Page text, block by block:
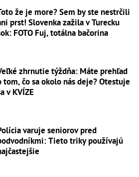
že je more? Sem by ste nestrčili
prst! Slovenka zažila v Turecku
FOTO Fuj, totálna bačorina
zhrnutie týždňa: Máte prehľad
tom, čo sa okolo nás deje? Otestuje
v KVÍZE
varuje seniorov pred
Tieto triky používajú